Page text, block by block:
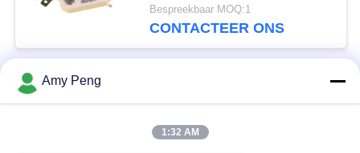
van DELCO FORD
Bespreekbaar MOQ:1
CONTACTEER ONS
populaire categorieën
Amy Peng
1:32 AM